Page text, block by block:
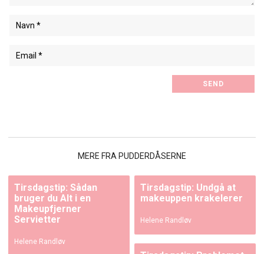
MERE FRA PUDDERDÅSERNE
Tirsdagstip: Sådan
bruger du Alt i en
Makeupfjerner
Servietter
Helene Randløv
Tirsdagstip: Undgå at
makeuppen krakelerer
Helene Randløv